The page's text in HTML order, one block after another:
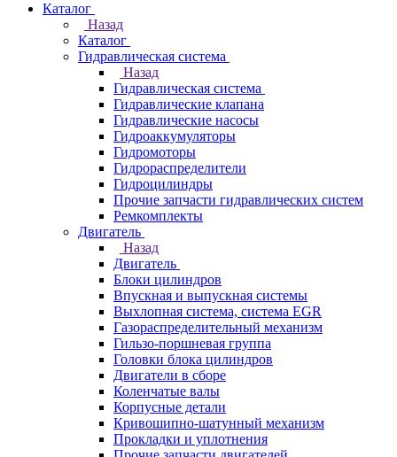
Каталог
Назад
Каталог
Гидравлическая система
Назад
Гидравлическая система
Гидравлические клапана
Гидравлические насосы
Гидроаккумуляторы
Гидромоторы
Гидрораспределители
Гидроцилиндры
Прочие запчасти гидравлических систем
Ремкомплекты
Двигатель
Назад
Двигатель
Блоки цилиндров
Впускная и выпускная системы
Выхлопная система, система EGR
Газораспределительный механизм
Гильзо-поршневая группа
Головки блока цилиндров
Двигатели в сборе
Коленчатые валы
Корпусные детали
Кривошипно-шатунный механизм
Прокладки и уплотнения